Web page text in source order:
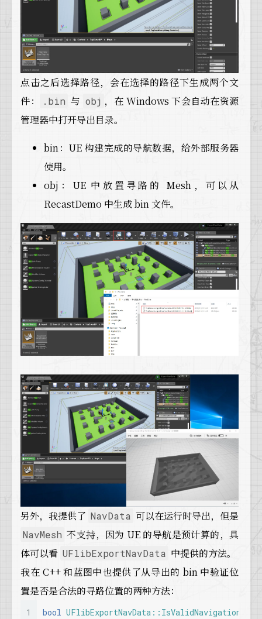
点击之后选择路径，会在选择的路径下生成两个文
件：
.bin 与 obj ，在 Windows 下会自动在资源
管理器中打开导出目录。
bin：UE 构建完成的导航数据，给外部服务器
使用。
obj：UE 中放置寻路的 Mesh，可以从
RecastDemo 中生成 bin 文件。
另外，我提供了 NavData 可以在运行时导出，但是
NavMesh 不支持，因为 UE 的导航是预计算的，具
体可以看 UFlibExportNavData 中提供的方法。
我在 C++ 和蓝图中也提供了从导出的 bin 中验证位
置是否是合法的寻路位置的两种方法：
1
bool